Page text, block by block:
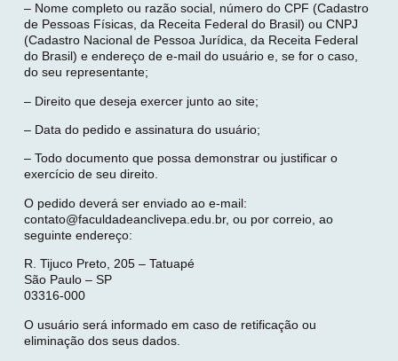
– Nome completo ou razão social, número do CPF (Cadastro
de Pessoas Físicas, da Receita Federal do Brasil) ou CNPJ
(Cadastro Nacional de Pessoa Jurídica, da Receita Federal
do Brasil) e endereço de e-mail do usuário e, se for o caso,
do seu representante;
– Direito que deseja exercer junto ao site;
– Data do pedido e assinatura do usuário;
– Todo documento que possa demonstrar ou justificar o
exercício de seu direito.
O pedido deverá ser enviado ao e-mail:
contato@faculdadeanclivepa.edu.br, ou por correio, ao
seguinte endereço:
R. Tijuco Preto, 205 – Tatuapé
São Paulo – SP
03316-000
O usuário será informado em caso de retificação ou
eliminação dos seus dados.